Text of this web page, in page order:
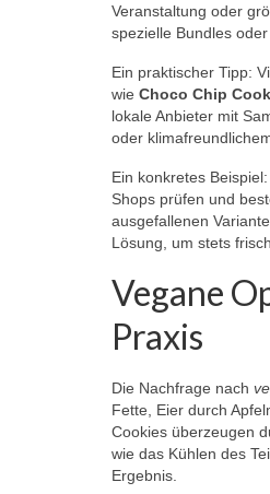
Veranstaltung oder
spezielle Bundles
Ein praktischer Tipp:
wie Choco Chip
lokale Anbieter mit
oder
Ein konkretes
Shops prüfen und
ausgefallenen
Lösung, um stets
Vegane
Praxis
Die Nachfrage nach
Fette, Eier durch
Cookies überzeugen
wie das Kühlen des
Ergebnis.